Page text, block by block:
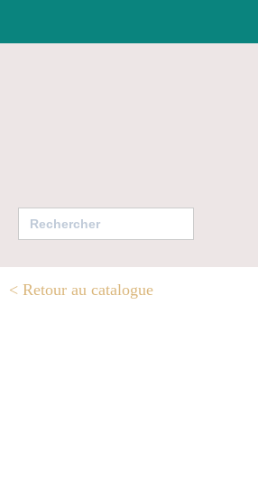
Search
for:
< Retour au catalogue